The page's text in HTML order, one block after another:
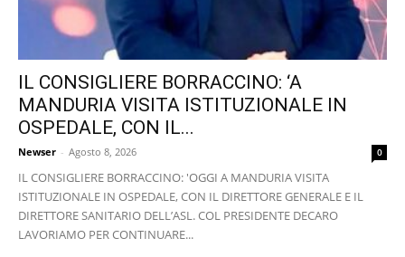
IL CONSIGLIERE BORRACCINO: ‘A
MANDURIA VISITA ISTITUZIONALE IN
OSPEDALE, CON IL...
Newser - Agosto 8, 2026 0
IL CONSIGLIERE BORRACCINO: 'OGGI A MANDURIA VISITA
ISTITUZIONALE IN OSPEDALE, CON IL DIRETTORE GENERALE E IL
DIRETTORE SANITARIO DELL’ASL. COL PRESIDENTE DECARO
LAVORIAMO PER CONTINUARE...